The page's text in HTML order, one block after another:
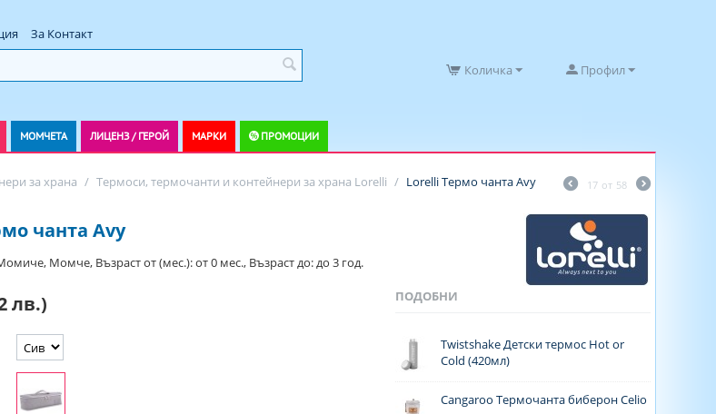
За Контакт
Профил
Количка
МОМЧЕТА ЛИЦЕНЗ / ГЕРОЙ МАРКИ ПРОМОЦИИ
за храна / Термоси, термочанти и контейнери за храна Lorelli / Lorelli Термо чанта Avy 17 от 58
чанта Avy
Момче, Възраст от (мес.): от 0 мес., Възраст до: до 3 год.
лв.) ПОДОБНИ
Twistshake Детски термос Hot or
Cold (420мл)
Cangaroo Термочанта биберон Celio